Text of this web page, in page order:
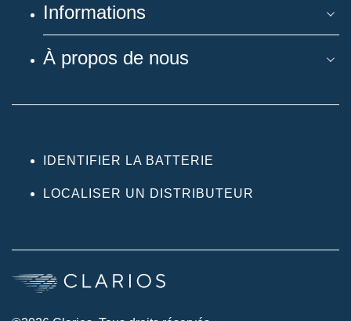
Informations
À propos de nous
IDENTIFIER LA BATTERIE
LOCALISER UN DISTRIBUTEUR